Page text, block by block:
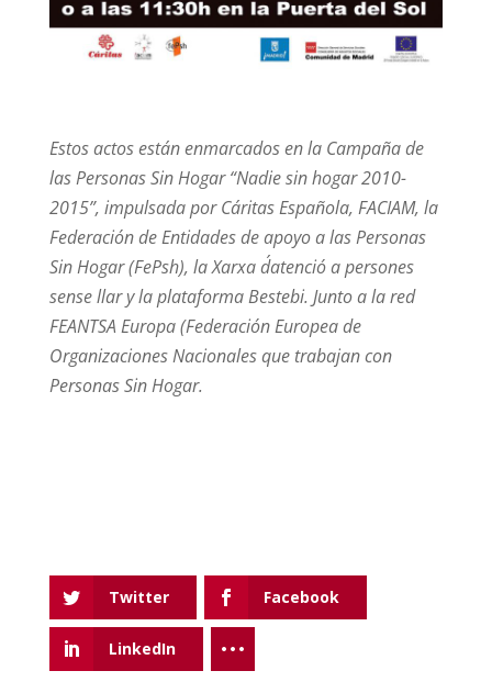
Estos actos están enmarcados en la Campaña de
las Personas Sin Hogar “Nadie sin hogar 2010-
2015”, impulsada por Cáritas Española, FACIAM, la
Federación de Entidades de apoyo a las Personas
Sin Hogar (FePsh), la Xarxa d´atenció a persones
sense llar y la plataforma Bestebi. Junto a la red
FEANTSA Europa (Federación Europea de
Organizaciones Nacionales que trabajan con
Personas Sin Hogar.
Twitter Facebook
LinkedIn